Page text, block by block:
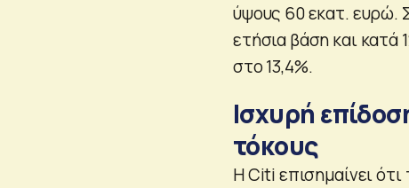
ύψους 60 εκατ. ευρώ.
ετήσια βάση και κατά
στο 13,4%.
Ισχυρή
τόκους
Η Citi επισημαίνει